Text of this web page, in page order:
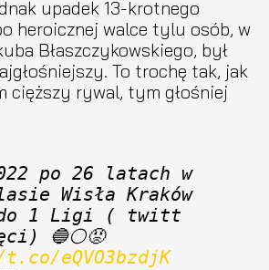
upadek 13-krotnego
heroicznej walce tylu osób, w
Błaszczykowskiego, był
To trochę tak, jak
cięższy rywal, tym głośniej
po 26 latach w
Wisła Kraków
do 1 Ligi ( twitt
ku pamięci) 🔵⚪😡
eQVO3bzdjK